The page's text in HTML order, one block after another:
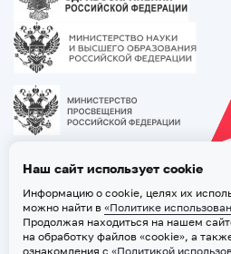
Наш сайт использует cookie
Информацию о cookie, целях их
можно найти в «Политике
Продолжая находиться на нашем
на обработку файлов «cookie», а
ознакомления с «Политикой